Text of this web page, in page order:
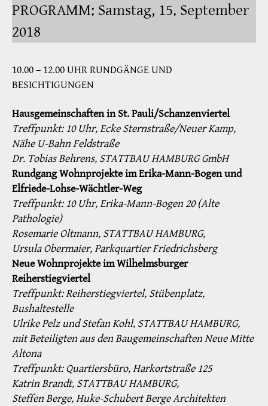
PROGRAMM: Samstag, 15. September
2018
10.00 – 12.00 UHR RUNDGÄNGE UND
BESICHTIGUNGEN
Hausgemeinschaften in St. Pauli/Schanzenviertel
Treffpunkt: 10 Uhr, Ecke Sternstraße/Neuer Kamp,
Nähe U-Bahn Feldstraße
Dr. Tobias Behrens, STATTBAU HAMBURG GmbH
Rundgang Wohnprojekte im Erika-Mann-Bogen und
Elfriede-Lohse-Wächtler-Weg
Treffpunkt: 10 Uhr, Erika-Mann-Bogen 20 (Alte
Pathologie)
Rosemarie Oltmann, STATTBAU HAMBURG,
Ursula Obermaier, Parkquartier Friedrichsberg
Neue Wohnprojekte im Wilhelmsburger
Reiherstiegviertel
Treffpunkt: Reiherstiegviertel, Stübenplatz,
Bushaltestelle
Ulrike Pelz und Stefan Kohl, STATTBAU HAMBURG,
mit Beteiligten aus den Baugemeinschaften Neue Mitte
Altona
Treffpunkt: Quartiersbüro, Harkortstraße 125
Katrin Brandt, STATTBAU HAMBURG,
Steffen Berge, Huke-Schubert Berge Architekten